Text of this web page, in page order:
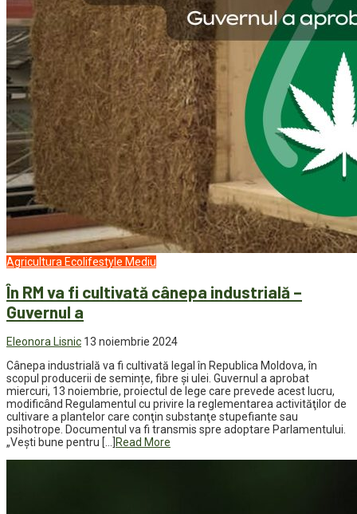
Agricultura Ecolifestyle Mediu
În RM va fi cultivată cânepa industrială –
Guvernul a
Eleonora Lisnic 13 noiembrie 2024
Cânepa industrială va fi cultivată legal în Republica Moldova, în
scopul producerii de semințe, fibre și ulei. Guvernul a aprobat
miercuri, 13 noiembrie, proiectul de lege care prevede acest lucru,
modificând Regulamentul cu privire la reglementarea activităţilor de
cultivare a plantelor care conţin substanţe stupefiante sau
psihotrope. Documentul va fi transmis spre adoptare Parlamentului.
„Vești bune pentru […] Read More